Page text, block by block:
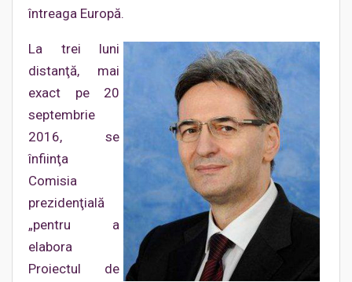
întreaga Europă.
La trei luni
distanţă, mai
exact pe 20
septembrie
2016, se
înfiinţa
Comisia
prezidenţială
„pentru a
elabora
Proiectul de